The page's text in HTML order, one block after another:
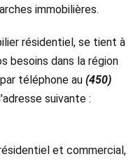
immobilières.
résidentiel, se tient à
besoins dans la région
téléphone au (450)
suivante :
et commercial,